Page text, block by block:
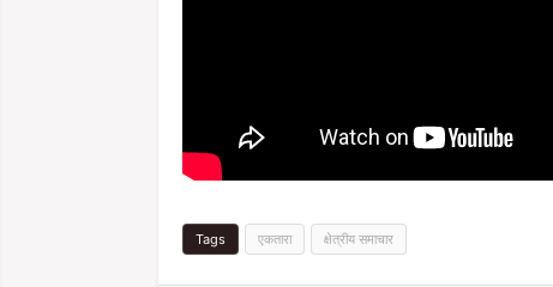
Tags एकतारा क्षेत्रीय समाचार